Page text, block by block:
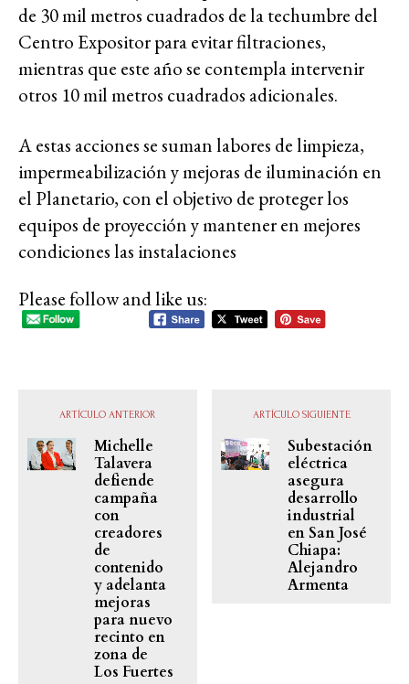
de 30 mil metros cuadrados de la techumbre del
Centro Expositor para evitar filtraciones,
mientras que este año se contempla intervenir
otros 10 mil metros cuadrados adicionales.
A estas acciones se suman labores de limpieza,
impermeabilización y mejoras de iluminación en
el Planetario, con el objetivo de proteger los
equipos de proyección y mantener en mejores
condiciones las instalaciones
Please follow and like us:
ARTÍCULO ANTERIOR
Michelle
Talavera
defiende
campaña
con
creadores
de
contenido
y adelanta
mejoras
para nuevo
recinto en
zona de
Los Fuertes
ARTÍCULO SIGUIENTE
Subestación
eléctrica
asegura
desarrollo
industrial
en San José
Chiapa:
Alejandro
Armenta